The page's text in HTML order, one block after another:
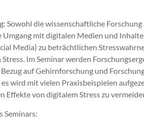
Sowohl die wissenschaftliche
Umgang mit digitalen Medien und
Media) zu beträchtlichen
Im Seminar werden
auf Gehirnforschung und
wird mit vielen Praxisbeispielen
Effekte von digitalem Stress zu
Seminars: